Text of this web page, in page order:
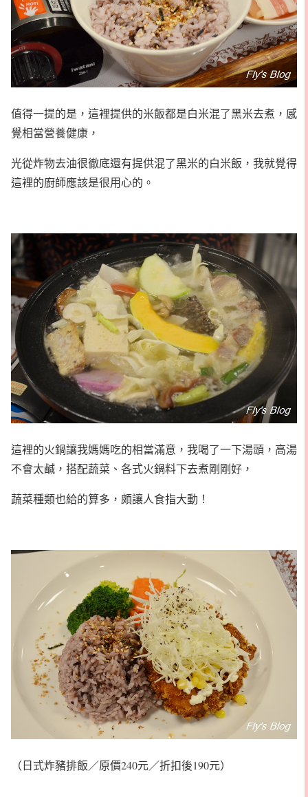
值得一提的是，這裡提供的米飯都是白米混了黑米去煮，感
覺相當營養健康，
光從炸物去油很徹底還有提供混了黑米的白米飯，我就覺得
這裡的廚師應該是很用心的。
這裡的火鍋讓我媽媽吃的相當滿意，我喝了一下湯頭，高湯
不會太鹹，搭配蔬菜、各式火鍋料下去煮剛剛好，
蔬菜種類也給的算多，頗讓人食指大動！
（日式炸豬排飯／原價240元／折扣後190元）